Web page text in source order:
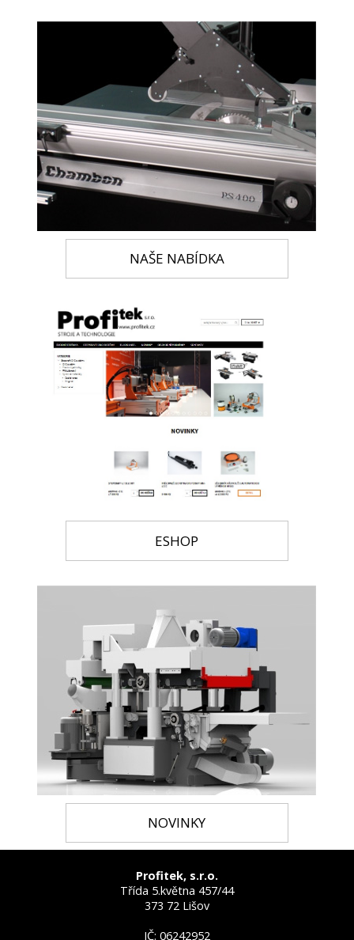
NAŠE NABÍDKA
ESHOP
NOVINKY
Profitek, s.r.o.
Třída 5.května 457/44
373 72 Lišov
IČ: 06242952